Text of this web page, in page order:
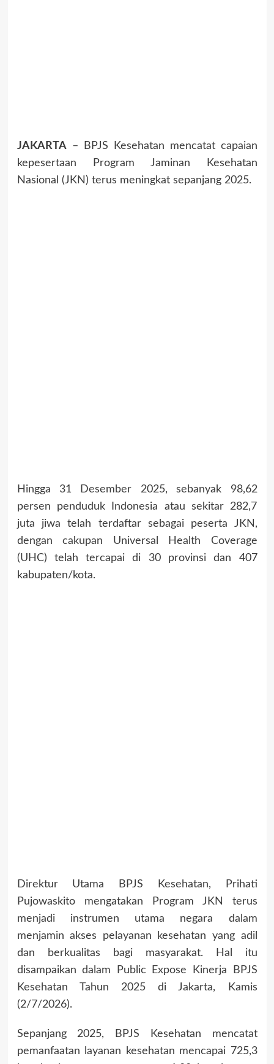
JAKARTA– BPJS Kesehatan mencatat capaian
kepesertaan Program Jaminan Kesehatan
Nasional (JKN) terus meningkat sepanjang 2025.
Hingga 31 Desember 2025, sebanyak 98,62
persen penduduk Indonesia atau sekitar 282,7
juta jiwa telah terdaftar sebagai peserta JKN,
dengan cakupan Universal Health Coverage
(UHC) telah tercapai di 30 provinsi dan 407
kabupaten/kota.
Direktur Utama BPJS Kesehatan, Prihati
Pujowaskito mengatakan Program JKN terus
menjadi instrumen utama negara dalam
menjamin akses pelayanan kesehatan yang adil
dan berkualitas bagi masyarakat. Hal itu
disampaikan dalam Public Expose Kinerja BPJS
Kesehatan Tahun 2025 di Jakarta, Kamis
(2/7/2026).
Sepanjang 2025, BPJS Kesehatan mencatat
pemanfaatan layanan kesehatan mencapai 725,3